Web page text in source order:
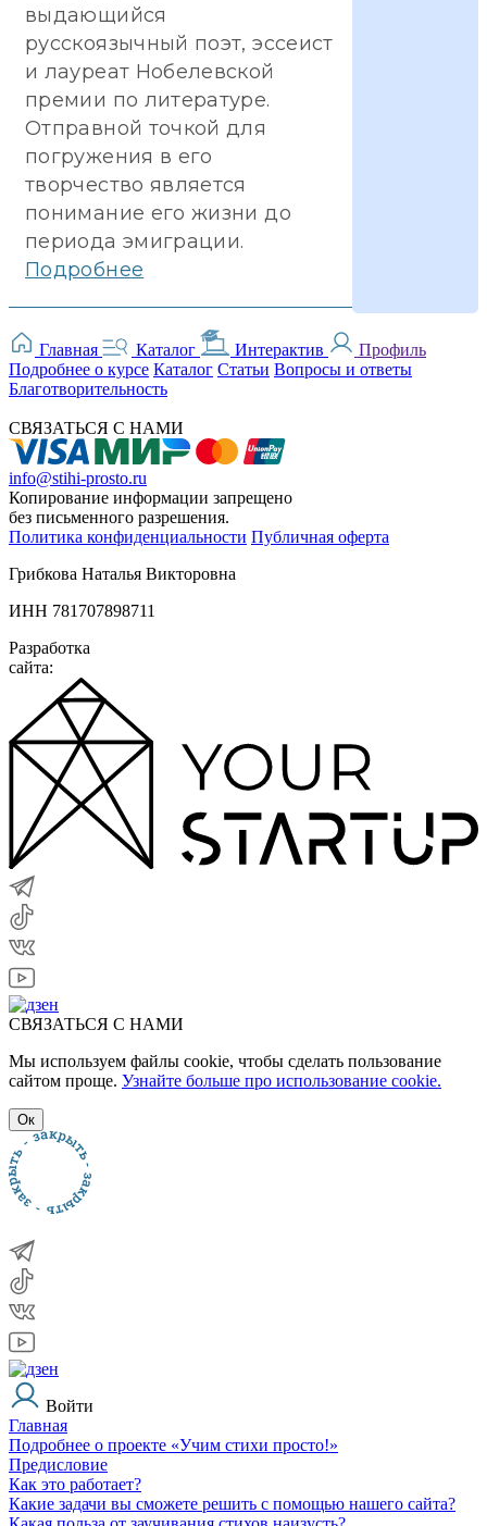
выдающийся
русскоязычный поэт, эссеист
и лауреат Нобелевской
премии по литературе.
Отправной точкой для
погружения в его
творчество является
понимание его жизни до
периода эмиграции.
Подробнее
Главная Каталог Интерактив
Профиль
Подробнее о курсе Каталог Статьи Вопросы и ответы
Благотворительность
СВЯЗАТЬСЯ С НАМИ
info@stihi-prosto.ru
Копирование информации запрещено
без письменного разрешения.
Политика конфиденциальности Публичная оферта
Грибкова Наталья Викторовна
ИНН 781707898711
Разработка
сайта:
СВЯЗАТЬСЯ С НАМИ
Мы используем файлы cookie, чтобы сделать пользование
сайтом проще. Узнайте больше про использование cookie.
Ок
Войти
Главная
Подробнее о проекте «Учим стихи просто!»
Предисловие
Как это работает?
Какие задачи вы сможете решить с помощью нашего сайта?